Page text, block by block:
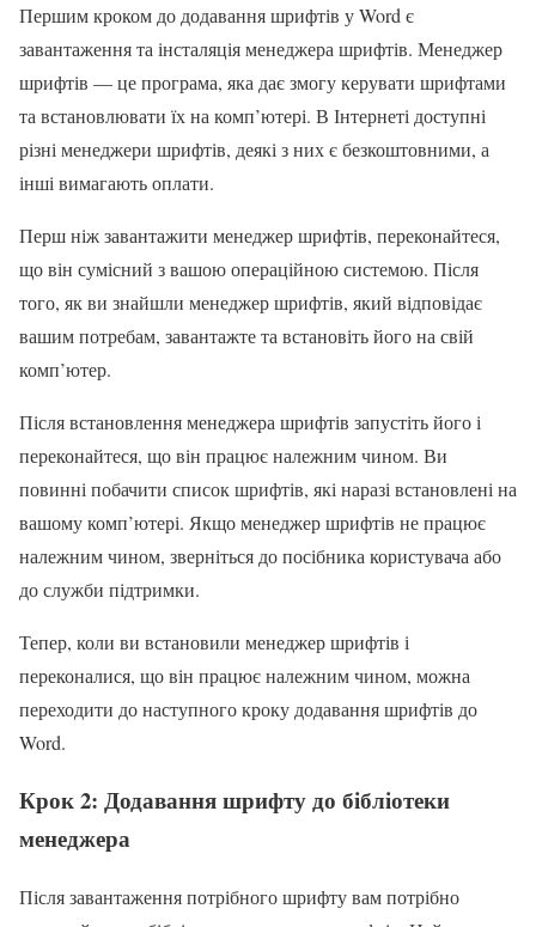
Першим кроком до додавання шрифтів у Word є
завантаження та інсталяція менеджера шрифтів. Менеджер
шрифтів — це програма, яка дає змогу керувати шрифтами
та встановлювати їх на комп’ютері. В Інтернеті доступні
різні менеджери шрифтів, деякі з них є безкоштовними, а
інші вимагають оплати.
Перш ніж завантажити менеджер шрифтів, переконайтеся,
що він сумісний з вашою операційною системою. Після
того, як ви знайшли менеджер шрифтів, який відповідає
вашим потребам, завантажте та встановіть його на свій
комп’ютер.
Після встановлення менеджера шрифтів запустіть його і
переконайтеся, що він працює належним чином. Ви
повинні побачити список шрифтів, які наразі встановлені на
вашому комп’ютері. Якщо менеджер шрифтів не працює
належним чином, зверніться до посібника користувача або
до служби підтримки.
Тепер, коли ви встановили менеджер шрифтів і
переконалися, що він працює належним чином, можна
переходити до наступного кроку додавання шрифтів до
Word.
Крок 2: Додавання шрифту до бібліотеки
менеджера
Після завантаження потрібного шрифту вам потрібно